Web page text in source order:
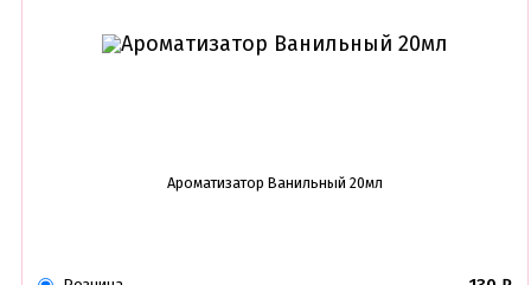
Ароматизатор Ванильный 20мл